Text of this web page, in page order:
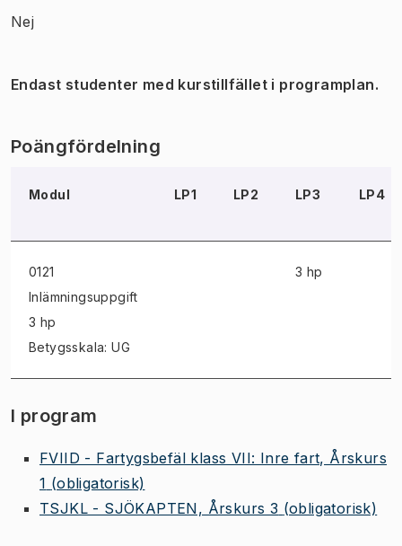
Nej
Endast studenter med kurstillfället i programplan.
Poängfördelning
Modul LP1 LP2 LP3 LP4
0121
Inlämningsuppgift
3 hp
Betygsskala: UG
3 hp
I program
FVIID - Fartygsbefäl klass VII: Inre fart, Årskurs
1 (obligatorisk)
TSJKL - SJÖKAPTEN, Årskurs 3 (obligatorisk)